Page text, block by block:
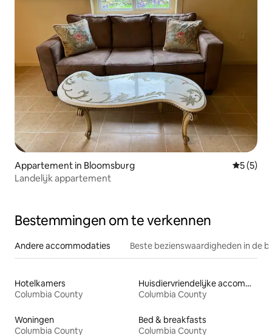
Appartement in Bloomsburg
5 (5)
Landelijk appartement
Bestemmingen om te verkennen
Andere accommodaties Beste bezienswaardigheden in de
Hotelkamers
Columbia County
Huisdiervriendelijke accommodaties
Columbia County
Woningen
Columbia County
Bed & breakfasts
Columbia County